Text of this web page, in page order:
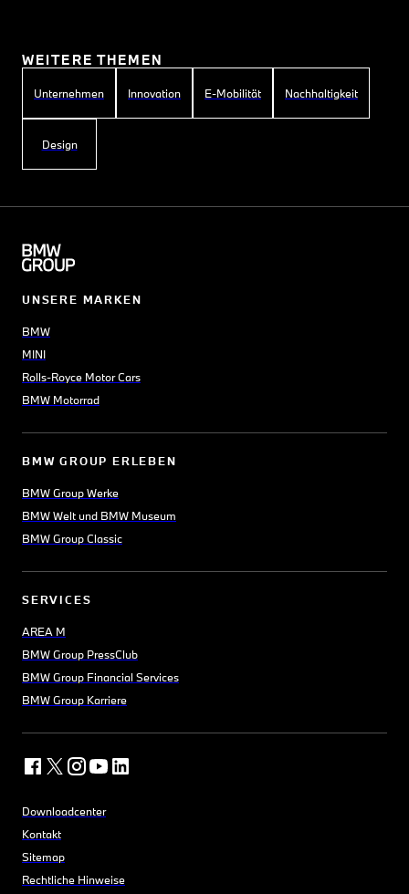
WEITERE THEMEN
Unternehmen Innovation E-Mobilität Nachhaltigkeit
Design
UNSERE MARKEN
BMW
MINI
Rolls-Royce Motor Cars
BMW Motorrad
BMW GROUP ERLEBEN
BMW Group Werke
BMW Welt und BMW Museum
BMW Group Classic
SERVICES
AREA M
BMW Group PressClub
BMW Group Financial Services
BMW Group Karriere
Downloadcenter
Kontakt
Sitemap
Rechtliche Hinweise